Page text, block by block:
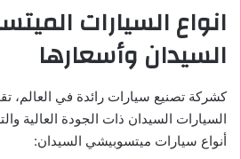
انواع السيارات
السيدان وأسعارها
كشركة تصنيع سيارات رائدة في العالم،
السيارات السيدان ذات الجودة العالية
أنواع سيارات ميتسوبيشي السيدان: